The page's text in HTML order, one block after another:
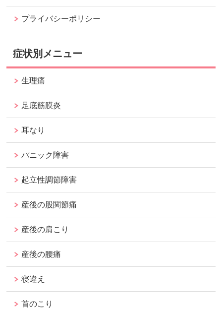
プライバシーポリシー
症状別メニュー
生理痛
足底筋膜炎
耳なり
パニック障害
起立性調節障害
産後の股関節痛
産後の肩こり
産後の腰痛
寝違え
首のこり